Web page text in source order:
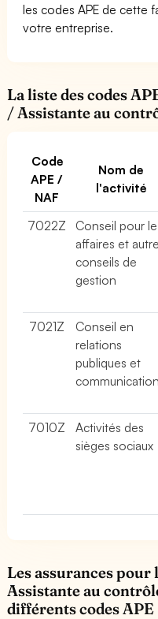
les codes APE de cette
votre entreprise.
La liste des codes
/ Assistante au
Code
APE /
NAF
Nom de
l'activité
7022Z
Conseil pour
affaires et
conseils de
gestion
7021Z
Conseil en
relations
publiques et
communication
7010Z
Activités des
sièges sociaux
Les assurances
Assistante au
différents codes APE